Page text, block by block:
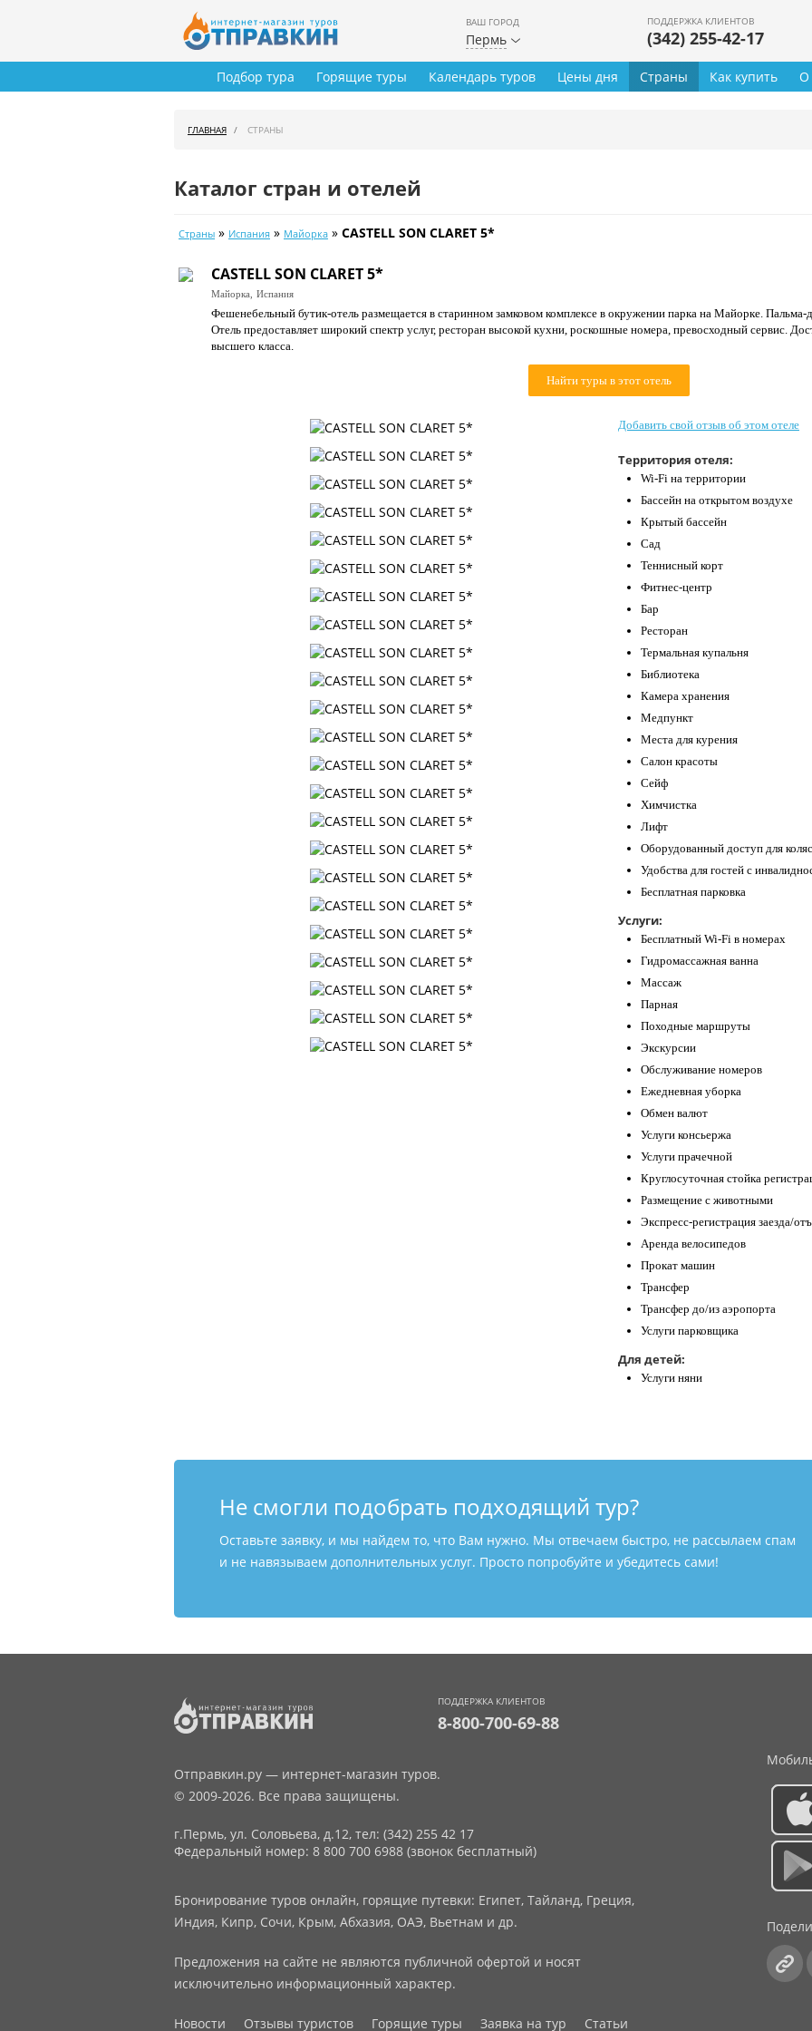
ВАШ ГОРОД
Пермь
ПОДДЕРЖКА КЛИЕНТОВ
(342) 255-42-17
Подбор тура Горящие туры Календарь туров Цены дня Страны Как купить О
ГЛАВНАЯ СТРАНЫ
Каталог стран и отелей
Страны » Испания » Майорка » CASTELL SON CLARET 5*
CASTELL SON CLARET 5*
Майорка, Испания
Фешенебельный бутик-отель размещается в старинном замковом комплексе в окружении парка на Майорке.
Отель предоставляет широкий спектр услуг, ресторан высокой кухни, роскошные номера, превосходный сервис.
высшего класса.
Найти туры в этот отель
Добавить свой отзыв об этом отеле
Территория отеля:
Wi-Fi на территории
Бассейн на открытом воздухе
Крытый бассейн
Сад
Теннисный корт
Фитнес-центр
Бар
Ресторан
Термальная купальня
Библиотека
Камера хранения
Медпункт
Места для курения
Салон красоты
Сейф
Химчистка
Лифт
Оборудованный доступ для
Удобства для гостей с
Бесплатная парковка
Услуги:
Бесплатный Wi-Fi в номерах
Гидромассажная ванна
Массаж
Парная
Походные маршруты
Экскурсии
Обслуживание номеров
Ежедневная уборка
Обмен валют
Услуги консьержа
Услуги прачечной
Круглосуточная стойка
Размещение с животными
Экспресс-регистрация заезда/
Аренда велосипедов
Прокат машин
Трансфер
Трансфер до/из аэропорта
Услуги парковщика
Для детей:
Услуги няни
Не смогли подобрать подходящий тур?
Оставьте заявку, и мы найдем то, что Вам нужно. Мы отвечаем быстро, не рассылаем спам
и не навязываем дополнительных услуг. Просто попробуйте и убедитесь сами!
ПОДДЕРЖКА КЛИЕНТОВ
8-800-700-69-88
Отправкин.ру — интернет-магазин туров.
© 2009-2026. Все права защищены.
г.Пермь, ул. Соловьева, д.12, тел: (342) 255 42 17
Федеральный номер: 8 800 700 6988 (звонок бесплатный)
Бронирование туров онлайн, горящие путевки: Египет, Тайланд, Греция,
Индия, Кипр, Сочи, Крым, Абхазия, ОАЭ, Вьетнам и др.
Предложения на сайте не являются публичной офертой и носят
исключительно информационный характер.
Новости Отзывы туристов Горящие туры Заявка на тур Статьи